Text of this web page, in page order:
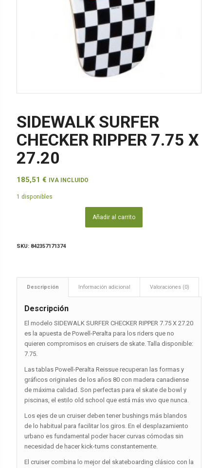
SIDEWALK SURFER
CHECKER RIPPER 7.75 X
27.20
185,51 € IVA INCLUIDO
1 disponibles
Añadir al carrito
SKU: 842357171374
Descripción Información adicional Valoraciones (0)
Descripción
El modelo SIDEWALK SURFER CHECKER RIPPER 7.75 X 27.20
es la apuesta de Powell-Peralta para los riders que no
quieren compromisos en cruisers de skate. Talla disponible:
7.75.
Las tablas Powell-Peralta Reissue recuperan las formas y
gráficos originales de los años 80 con madera canadiense
de máxima calidad. Son perfectas para el skate de bowl y
piscinas, el estilo old school que está más vivo que nunca.
Los ejes de un cruiser deben tener bushings más blandos
de lo habitual para facilitar los giros. En el desplazamiento
urbano es fundamental poder hacer curvas cómodas sin
necesidad de hacer kick-turns constantemente.
El cruiser combina lo mejor del skateboarding clásico con la